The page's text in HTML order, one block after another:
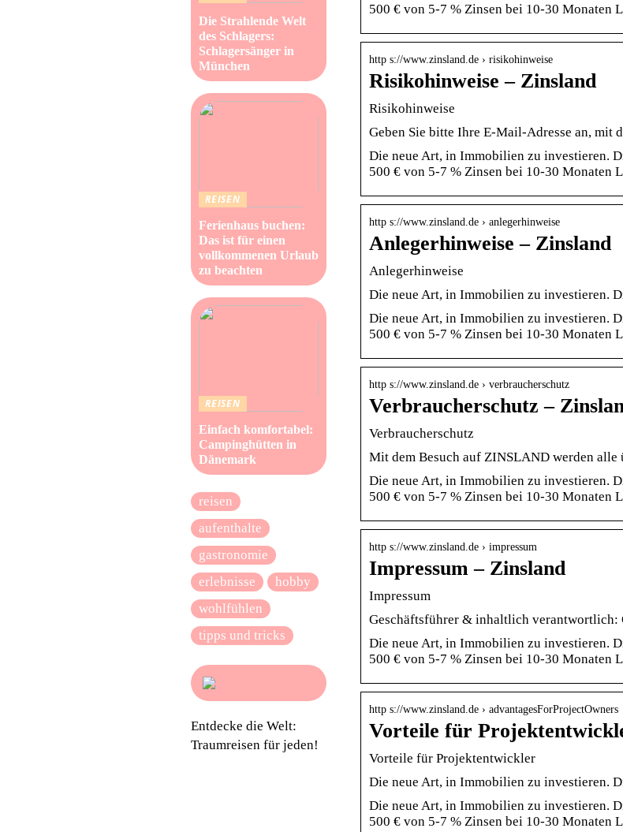
500 € von 5-7 % Zinsen bei 10-30 Monaten
http s://www.zinsland.de › risikohinweise
Risikohinweise – Zinsland
Risikohinweise
Geben Sie bitte Ihre E-Mail-Adresse an, mit
Die neue Art, in Immobilien zu investieren.
500 € von 5-7 % Zinsen bei 10-30 Monaten
http s://www.zinsland.de › anlegerhinweise
Anlegerhinweise – Zinsland
Anlegerhinweise
Die neue Art, in Immobilien zu investieren.
Die neue Art, in Immobilien zu investieren.
500 € von 5-7 % Zinsen bei 10-30 Monaten
http s://www.zinsland.de › verbraucherschutz
Verbraucherschutz –
Verbraucherschutz
Mit dem Besuch auf ZINSLAND werden
Die neue Art, in Immobilien zu investieren.
500 € von 5-7 % Zinsen bei 10-30 Monaten
http s://www.zinsland.de › impressum
Impressum – Zinsland
Impressum
Geschäftsführer & inhaltlich verantwortlich:
Die neue Art, in Immobilien zu investieren.
500 € von 5-7 % Zinsen bei 10-30 Monaten
http s://www.zinsland.de › advantagesForProjectOwners
Vorteile für
Vorteile für Projektentwickler
Die neue Art, in Immobilien zu investieren.
Die neue Art, in Immobilien zu investieren.
500 € von 5-7 % Zinsen bei 10-30 Monaten
Die Strahlende Welt
des Schlagers:
Schlagersänger in
München
REISEN
Ferienhaus buchen:
Das ist für einen
vollkommenen Urlaub
zu beachten
REISEN
Einfach komfortabel:
Campinghütten in
Dänemark
reisen
aufenthalte
gastronomie
erlebnisse
hobby
wohlfühlen
tipps und tricks
Entdecke die Welt:
Traumreisen für jeden!